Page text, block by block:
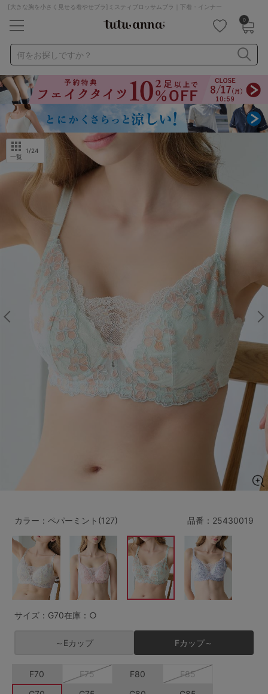
[大きな胸を小さく見せる着やせブラ]ミスティブロッサムブラ｜下着・インナー
0
何をお探しですか？
ナイトブラ ノンワイヤー 特盛ブラ
チューブトップ
折り畳み
パジャマ ストッキング
キャミソール
ルームウェア
育乳ブラ アームカバー
カテゴリから探す
レッグウェア
ルームウェア
メンズ
マタニティ ギフトラッピング
SALE
サイズからブラを探す
A70 A75
D75
E65 E70 E75 E80 E85
F65 F70 F75
G65 G70 G75
H70 H75
SS
L LL
S-CD
M-AB M-EF
すべてのサイズを表示する
～999円 1,000～1,999円
2,000～2,999円 3,000～3,999円
4,000円～
セールアイテム
一覧
1/24
品番： 25430019
カラー：ペパーミント(127)
サイズ：G70在庫：○
～Eカップ Fカップ～
F70 F75 F80
F85